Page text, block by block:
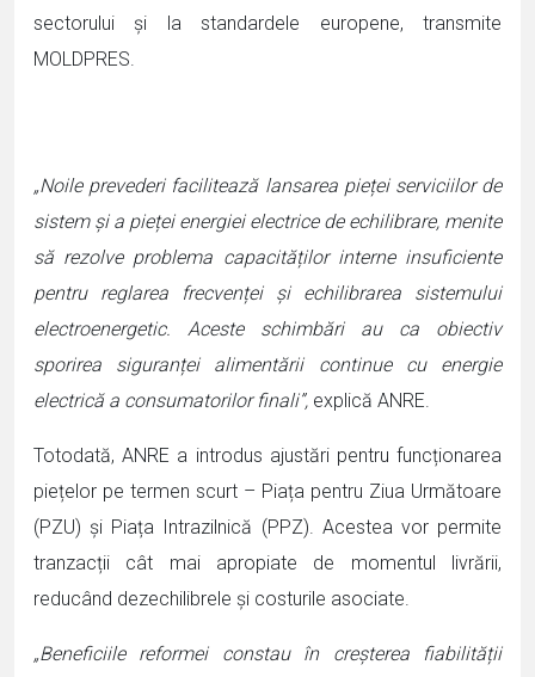
sectorului și la standardele europene, transmite
MOLDPRES.
„Noile prevederi facilitează lansarea pieței serviciilor de
sistem și a pieței energiei electrice de echilibrare, menite
să rezolve problema capacităților interne insuficiente
pentru reglarea frecvenței și echilibrarea sistemului
electroenergetic. Aceste schimbări au ca obiectiv
sporirea siguranței alimentării continue cu energie
electrică a consumatorilor finali”, explică ANRE.
Totodată, ANRE a introdus ajustări pentru funcționarea
piețelor pe termen scurt – Piața pentru Ziua Următoare
(PZU) și Piața Intrazilnică (PPZ). Acestea vor permite
tranzacții cât mai apropiate de momentul livrării,
reducând dezechilibrele și costurile asociate.
„Beneficiile reformei constau în creșterea fiabilității